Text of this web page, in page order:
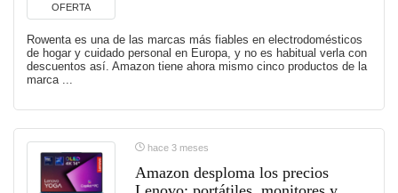
OFERTA
Rowenta es una de las marcas más fiables en electrodomésticos
de hogar y cuidado personal en Europa, y no es habitual verla con
descuentos así. Amazon tiene ahora mismo cinco productos de la
marca ...
hace 3 meses
Amazon desploma los precios